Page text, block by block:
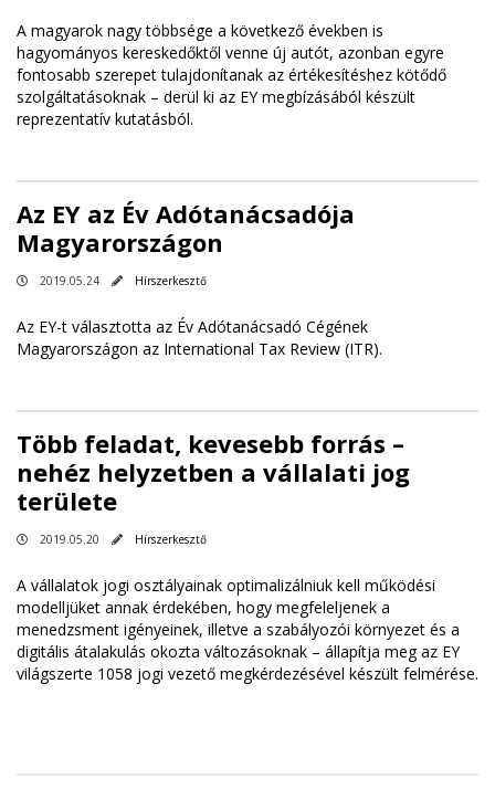
A magyarok nagy többsége a következő években is
hagyományos kereskedőktől venne új autót, azonban egyre
fontosabb szerepet tulajdonítanak az értékesítéshez kötődő
szolgáltatásoknak – derül ki az EY megbízásából készült
reprezentatív kutatásból.
Az EY az Év Adótanácsadója
Magyarországon
2019.05.24 Hírszerkesztő
Az EY-t választotta az Év Adótanácsadó Cégének
Magyarországon az International Tax Review (ITR).
Több feladat, kevesebb forrás –
nehéz helyzetben a vállalati jog
területe
2019.05.20 Hírszerkesztő
A vállalatok jogi osztályainak optimalizálniuk kell működési
modelljüket annak érdekében, hogy megfeleljenek a
menedzsment igényeinek, illetve a szabályozói környezet és a
digitális átalakulás okozta változásoknak – állapítja meg az EY
világszerte 1058 jogi vezető megkérdezésével készült felmérése.